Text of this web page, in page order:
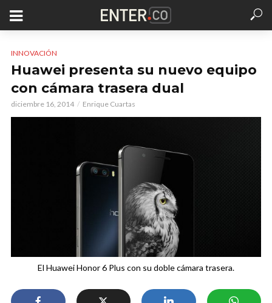
INNOVACIÓN
Huawei presenta su nuevo equipo
con cámara trasera dual
diciembre 16, 2014 Enrique Cuartas
El Huawei Honor 6 Plus con su doble cámara trasera.